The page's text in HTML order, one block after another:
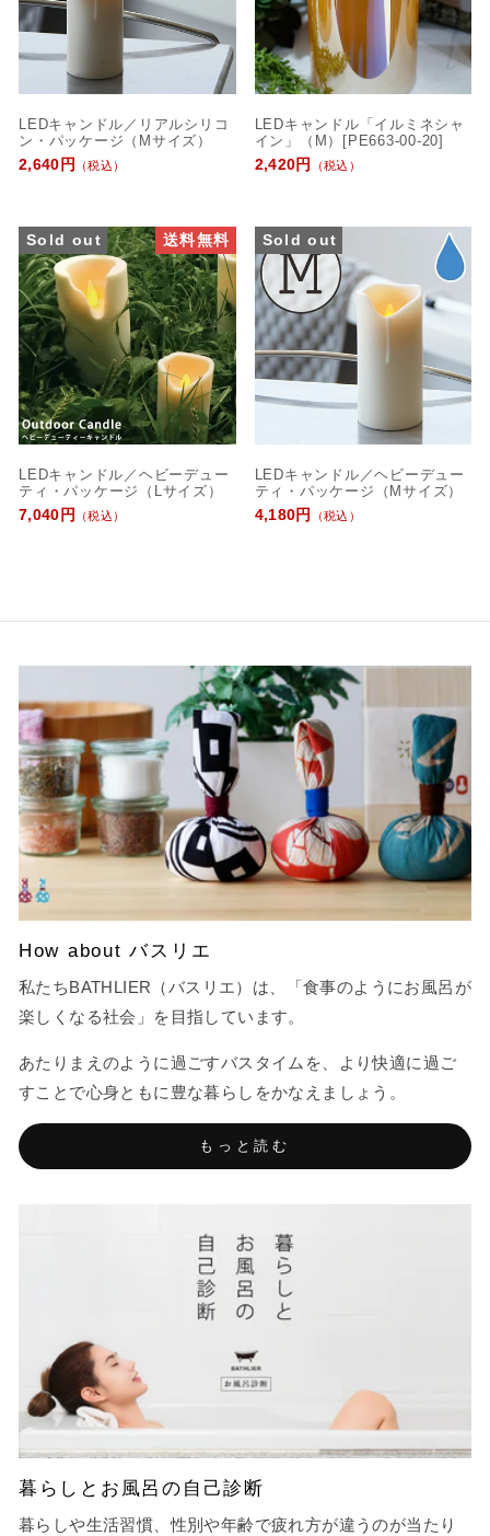
LEDキャンドル／リアルシリコ
ン・パッケージ（Mサイズ）
2,640円
（税込）
LEDキャンドル「イルミネシャ
イン」（M）[PE663-00-20]
2,420円
（税込）
Sold out 送料無料
LEDキャンドル／ヘビーデュー
ティ・パッケージ（Lサイズ）
7,040円
（税込）
Sold out
LEDキャンドル／ヘビーデュー
ティ・パッケージ（Mサイズ）
4,180円
（税込）
How about バスリエ
私たちBATHLIER（バスリエ）は、「食事のようにお風呂が
楽しくなる社会」を目指しています。
あたりまえのように過ごすバスタイムを、より快適に過ご
すことで心身ともに豊な暮らしをかなえましょう。
もっと読む
暮らしとお風呂の自己診断
暮らしや生活習慣、性別や年齢で疲れ方が違うのが当たり